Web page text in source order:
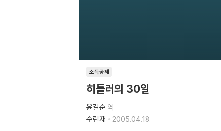
소득공제
히틀러의 30일
윤길순 역
수린재
2005.04.18.